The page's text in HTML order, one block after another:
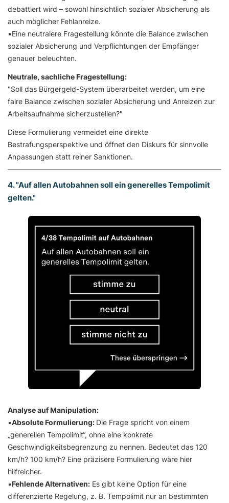
debattiert wird – sowohl hinsichtlich sozialer Absicherung als
auch möglicher Fehlanreize.
▪️Eine neutralere Fragestellung könnte die Balance zwischen
sozialer Absicherung und Verpflichtungen der Empfänger
genauer beleuchten.
Neutrale, sachliche Fragestellung:
"Soll das Bürgergeld-System überarbeitet werden, um eine
faire Balance zwischen sozialer Absicherung und Anreizen zur
Arbeitsaufnahme sicherzustellen?"
Diese Formulierung vermeidet eine direkte
Bestrafungsperspektive und öffnet den Diskurs für sinnvolle
Anpassungen statt reiner Sanktionen.
4. "Auf allen Autobahnen soll ein generelles Tempolimit
gelten."
Analyse auf Manipulation:
▪️Absolute Formulierung: Die Frage spricht von einem
„generellen Tempolimit“, ohne eine konkrete
Geschwindigkeitsbegrenzung zu nennen. Bedeutet das 120
km/h? 100 km/h? Eine präzisere Formulierung wäre hier
hilfreicher.
▪️Fehlende Alternativen: Es gibt keine Option für eine
differenzierte Regelung, z. B. Tempolimit nur an bestimmten